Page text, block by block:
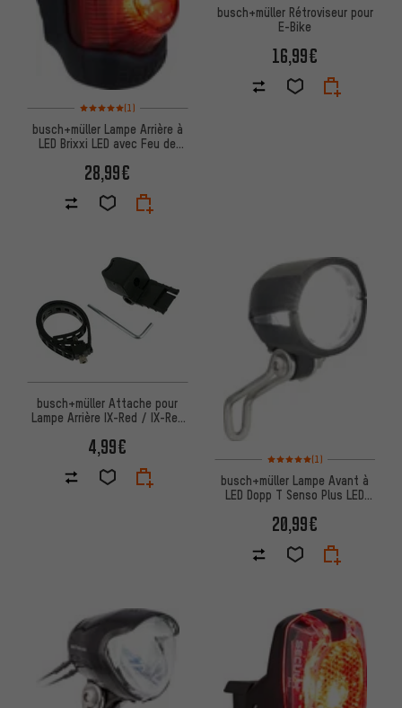
Note moyenne : 5 sur 5 d'après 1 avis
(1)
busch+müller Lampe Arrière à
LED Brixxi LED avec Feu de
28,99€
busch+müller Rétroviseur pour
E-Bike
16,99€
busch+müller Attache pour
Lampe Arrière IX-Red / IX-Red
4,99€ Note moyenne : 5 sur 5
(1)
busch+müller Lampe Avant à
LED Dopp T Senso Plus LED
20,99€